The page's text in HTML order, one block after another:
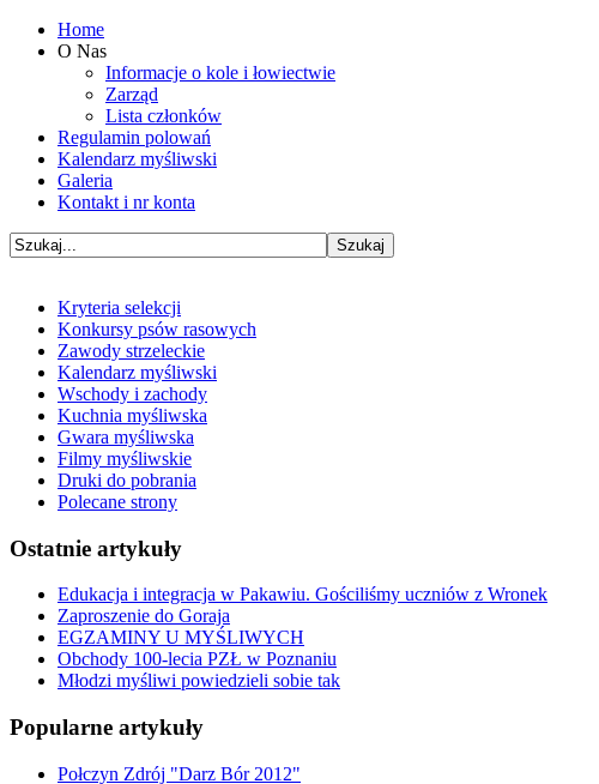
Home
O Nas
Informacje o kole i łowiectwie
Zarząd
Lista członków
Regulamin polowań
Kalendarz myśliwski
Galeria
Kontakt i nr konta
Kryteria selekcji
Konkursy psów rasowych
Zawody strzeleckie
Kalendarz myśliwski
Wschody i zachody
Kuchnia myśliwska
Gwara myśliwska
Filmy myśliwskie
Druki do pobrania
Polecane strony
Ostatnie artykuły
Edukacja i integracja w Pakawiu. Gościliśmy uczniów z Wronek
Zaproszenie do Goraja
EGZAMINY U MYŚLIWYCH
Obchody 100-lecia PZŁ w Poznaniu
Młodzi myśliwi powiedzieli sobie tak
Popularne artykuły
Połczyn Zdrój "Darz Bór 2012"